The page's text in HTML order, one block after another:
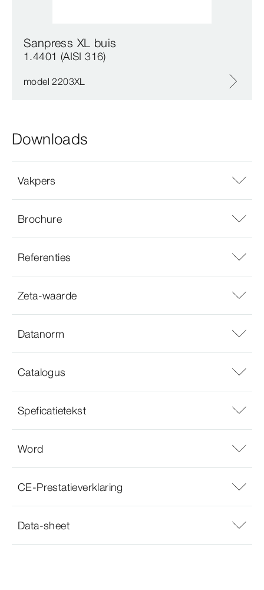
Sanpress XL buis
1.4401 (AISI 316)
model 2203XL
Downloads
Vakpers
Brochure
Referenties
Zeta-waarde
Datanorm
Catalogus
Speficatietekst
Word
CE-Prestatieverklaring
Data-sheet